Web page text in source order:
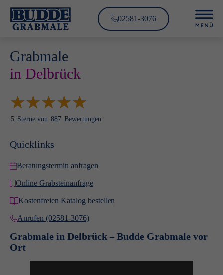
02581-3076
Grabmale
in Delbrück
★★★★★
★★★★★
5 Sterne von 887 Bewertungen
Quicklinks
Beratungstermin anfragen
Online Grabsteinanfrage
Kostenfreien Katalog bestellen
Anrufen (02581-3076)
Grabmale in Delbrück – Budde Grabmale vor
Ort